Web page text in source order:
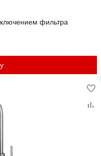
фильтра